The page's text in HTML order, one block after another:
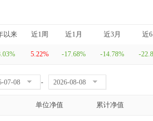
以来 近1周 近1月 近3月 近
5.22% -17.68% -14.78% -
-
单位净值 累计净值